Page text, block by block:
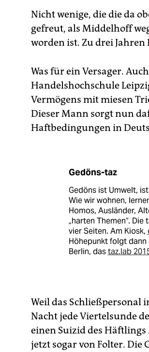
Nicht wenige, die die da
gefreut, als Middelhoff
worden ist. Zu drei
Was für ein Versager.
Handelshochschule
Vermögens mit miesen
Dieser Mann sorgt nun
Haftbedingungen in
Gedöns-taz
Gedöns ist Umwelt,
Wie wir wohnen,
Homos, Ausländer,
„harten Themen“.
vier Seiten. Am Kiosk,
Höhepunkt folgt dann
Berlin, dastaz.lab
Weil das Schließpersonal
Nacht jede Viertelsunde
einen Suizid des
jetzt sogar von Folter. Die